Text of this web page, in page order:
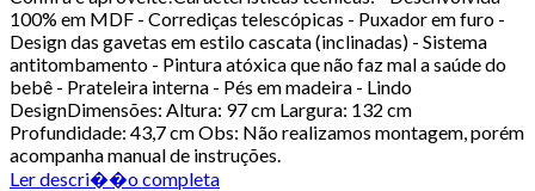
100% em MDF - Corrediças telescópicas - Puxador em furo -
Design das gavetas em estilo cascata (inclinadas) - Sistema
antitombamento - Pintura atóxica que não faz mal a saúde do
bebê - Prateleira interna - Pés em madeira - Lindo
DesignDimensões: Altura: 97 cm Largura: 132 cm
Profundidade: 43,7 cm Obs: Não realizamos montagem, porém
acompanha manual de instruções.
Ler descri��o completa